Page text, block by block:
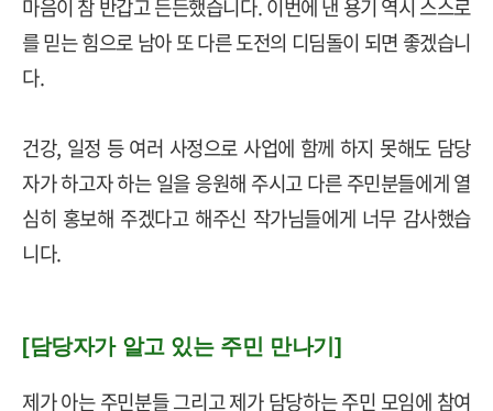
마음이 참 반갑고 든든했습니다.이번에 낸 용기 역시 스스로
를 믿는 힘으로 남아 또 다른 도전의 디딤돌이 되면 좋겠습니
다.
건강, 일정 등 여러 사정으로 사업에 함께 하지 못해도 담당
자가 하고자 하는 일을 응원해 주시고 다른 주민분들에게 열
심히 홍보해 주겠다고 해주신 작가님들에게 너무 감사했습
니다.
[담당자가 알고 있는 주민 만나기]
제가 아는 주민분들 그리고 제가 담당하는 주민 모임에 참여